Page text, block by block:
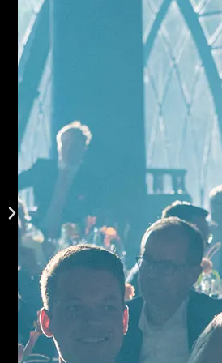
„Ohne Knacki und
Fußballschule“ nie
Erfolg